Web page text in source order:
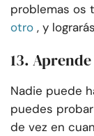
problemas os
otro , y
13.
Nadie puede
puedes
de vez en